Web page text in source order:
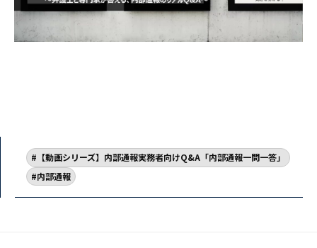
【動画シリーズ】内部通報実務者向けQ&A「内部通報一問一答」
内部通報